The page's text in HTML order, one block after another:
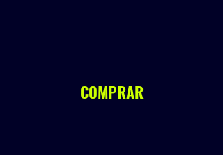
COMPRAR